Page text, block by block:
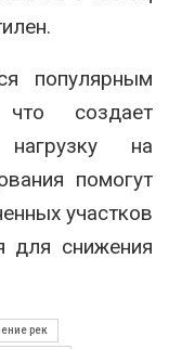
популярным
создает
нагрузку на
помогут
участков
для снижения
рек